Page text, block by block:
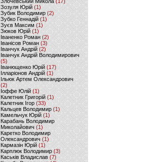
Зозуля Юрій (1)
Зубик Володимир (2)
Зубко Геннадій (1)
Зуєв Максим(1)
Зюков Юрій (1)
Іваненко Роман (2)
Іванісов Роман (3)
Іванчук Андрій(2)
Іванчук Андрій Володимирович
(5)
Іванющенко Юрій (17)
Ілларіонов Андрій (1)
Ільюк Артем Олександрович
(2)
Іоффе Юлій (1)
Калетник Григорій(1)
Калетник Ігор (33)
Кальцев Володимир(1)
Камельчук Юрій (1)
Карабань Володимир
Миколайович (1)
Каретко Володимир
Олександрович (1)
Кармазін Юрій(1)
Карплюк Володимир(3)
Каськів Владислав (7)